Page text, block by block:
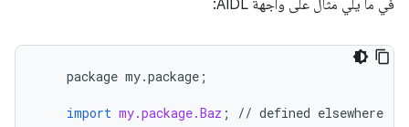
في ما يلي مثال على واجهة AIDL:
package my.package ;
import my.package.Baz ; // defined elsewhere